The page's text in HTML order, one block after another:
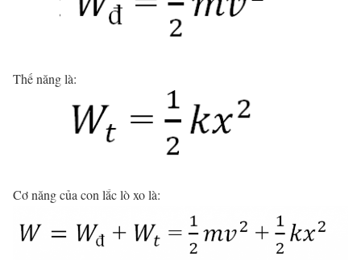
Thế năng là:
Cơ năng của con lắc lò xo là: